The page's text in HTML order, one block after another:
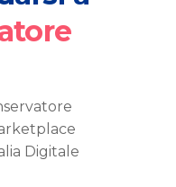
Digitale